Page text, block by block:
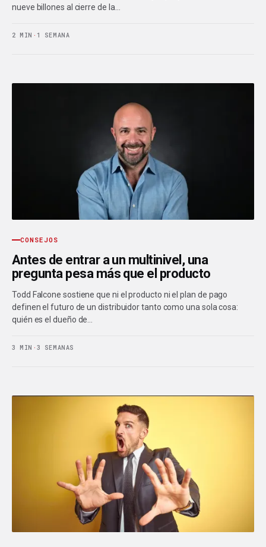
nueve billones al cierre de la…
2 MIN · 1 SEMANA
CONSEJOS
Antes de entrar a un multinivel, una
pregunta pesa más que el producto
Todd Falcone sostiene que ni el producto ni el plan de pago
definen el futuro de un distribuidor tanto como una sola cosa:
quién es el dueño de…
3 MIN · 3 SEMANAS